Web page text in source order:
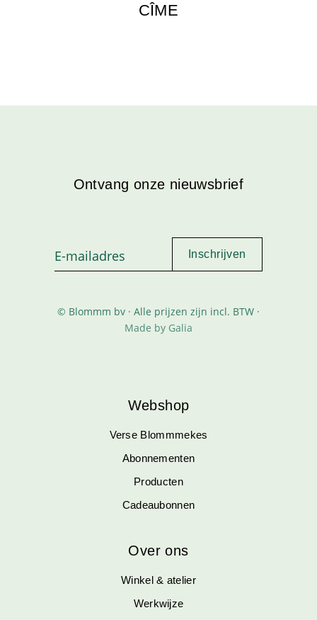
CÎME
Ontvang onze nieuwsbrief
© Blommm bv · Alle prijzen zijn incl. BTW ·
Made by Galia
Webshop
Verse Blommmekes
Abonnementen
Producten
Cadeaubonnen
Over ons
Winkel & atelier
Werkwijze